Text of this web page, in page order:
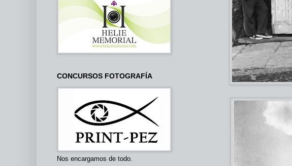
CONCURSOS FOTOGRAFÍA
Nos encargamos de todo.